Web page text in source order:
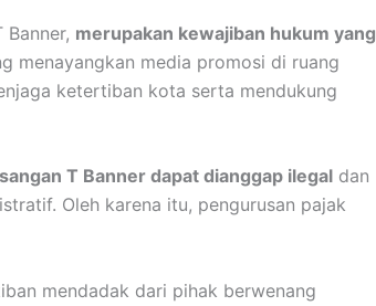
merupakan kewajiban hukum yang
menayangkan media promosi di ruang
ketertiban kota serta mendukung
T Banner dapat dianggap ilegal dan
Oleh karena itu, pengurusan pajak
mendadak dari pihak berwenang